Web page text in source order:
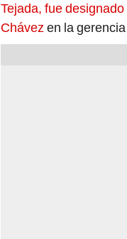
Tejada, fue
Chávezen la